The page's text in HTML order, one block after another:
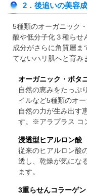
2．後追いの美容
5種類のオーガニック
酸や低分子化３種らせ
成分がさらに角質層ま
てないハリ肌へと育み
オーガニック・ボタ
自然の恵みをたっぷ
イルなど5種類のオ
自然の力が生み出す
す。
※アラプラス コ
浸透型ヒアルロン酸
従来のヒアルロン酸
透し、乾燥が気にな
ます。
3重らせんコラーゲン